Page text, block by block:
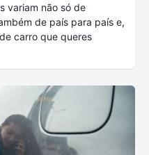
variam não só de
de país para país e,
carro que queres